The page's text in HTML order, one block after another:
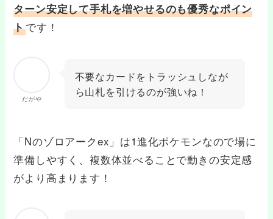
ターン安定して手札を増やせるのも優秀なポイン
トです！
だがや
不要なカードをトラッシュしなが
ら山札を引けるのが強いね！
「Nのゾロアークex」は1進化ポケモンなので場に
準備しやすく、複数体並べることで動きの安定感
がより高まります！